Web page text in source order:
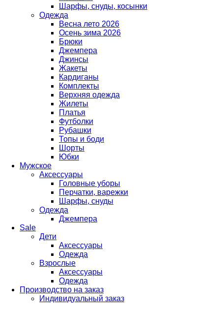
Шарфы, снуды, косынки
Одежда
Весна лето 2026
Осень зима 2026
Брюки
Джемпера
Джинсы
Жакеты
Кардиганы
Комплекты
Верхняя одежда
Жилеты
Платья
Футболки
Рубашки
Топы и боди
Шорты
Юбки
Мужское
Аксессуары
Головные уборы
Перчатки, варежки
Шарфы, снуды
Одежда
Джемпера
Sale
Дети
Аксессуары
Одежда
Взрослые
Аксессуары
Одежда
Производство на заказ
Индивидуальный заказ